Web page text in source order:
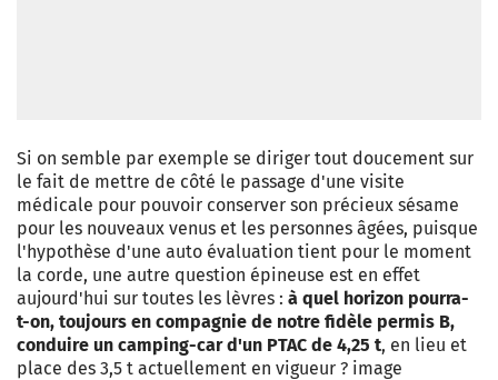
Si on semble par exemple se diriger tout doucement sur
le fait de mettre de côté le passage d'une visite
médicale pour pouvoir conserver son précieux sésame
pour les nouveaux venus et les personnes âgées, puisque
l'hypothèse d'une auto évaluation tient pour le moment
la corde, une autre question épineuse est en effet
aujourd'hui sur toutes les lèvres : à quel horizon pourra-
t-on, toujours en compagnie de notre fidèle permis B,
conduire un camping-car d'un PTAC de 4,25 t, en lieu et
place des 3,5 t actuellement en vigueur ? image